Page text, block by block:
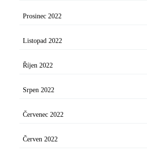
Prosinec 2022
Listopad 2022
Říjen 2022
Srpen 2022
Červenec 2022
Červen 2022